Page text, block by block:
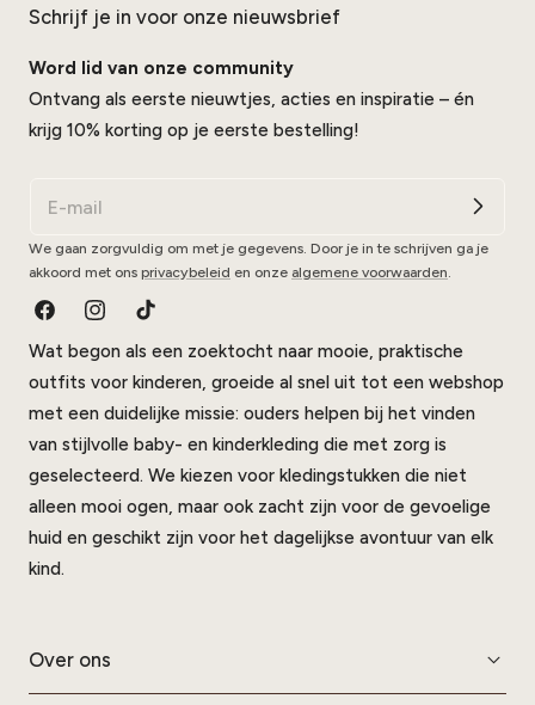
Wat begon als een zoektocht naar mooie, praktische
outfits voor kinderen, groeide al snel uit tot een webshop
met een duidelijke missie: ouders helpen bij het vinden
van stijlvolle baby- en kinderkleding die met zorg is
geselecteerd. We kiezen voor kledingstukken die niet
alleen mooi ogen, maar ook zacht zijn voor de gevoelige
huid en geschikt zijn voor het dagelijkse avontuur van elk
kind.
Over ons
Schrijf je in voor onze nieuwsbrief
Word lid van onze community
Ontvang als eerste nieuwtjes, acties en inspiratie – én
krijg 10% korting op je eerste bestelling!
We gaan zorgvuldig om met je gegevens. Door je in te schrijven ga je
akkoord met ons privacybeleid en onze algemene voorwaarden.
FacebookInstagramTikTok